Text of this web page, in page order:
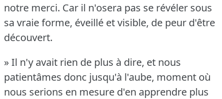
notre merci. Car il n'osera pas se révéler sous
sa vraie forme, éveillé et visible, de peur d'être
découvert.
» Il n'y avait rien de plus à dire, et nous
patientâmes donc jusqu'à l'aube, moment où
nous serions en mesure d'en apprendre plus